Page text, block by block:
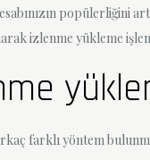
izlenme yükleme
farklı yöntem